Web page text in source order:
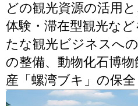
どの観光資源の活用
体験・滞在型観光な
たな観光ビジネスへ
の整備、動物化石博
産「螺湾ブキ」の保